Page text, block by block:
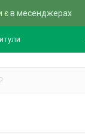
єв месенджерах